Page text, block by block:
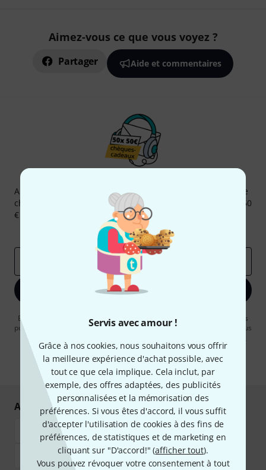
Servis avec amour !
Grâce à nos cookies, nous souhaitons vous offrir
la meilleure expérience d'achat possible, avec
tout ce que cela implique. Cela inclut, par
exemple, des offres adaptées, des publicités
personnalisées et la mémorisation des
préférences. Si vous êtes d'accord, il vous suffit
d'accepter l'utilisation de cookies à des fins de
préférences, de statistiques et de marketing en
cliquant sur "D'accord!" (afficher tout).
Vous pouvez révoquer votre consentement à tout
Aimez-vous ce que vous voyez ?
Partager Aide et commentaires
Abonnez-vous à la newsletter Thomann et, avec un peu de
chance, gagnez l'un des 50 bons d'achat d'une valeur de 50
€ chacun!
Articles inspirants
Deals Aperçus Thomann
S'inscrire maintenant
En cliquant sur "S'inscrire maintenant", vous acceptez de recevoir des
publicités par e-mail. La désinscription est possible à tout moment. Vous
pouvez trouver plus d'informations à ce sujet dans notre
confidentialité.
Achetez et payez en toute sécurité